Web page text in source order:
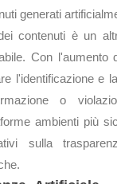
generati
contenuti è un
Con l'aumento
l'identificazione e
o
ambienti più
sulla